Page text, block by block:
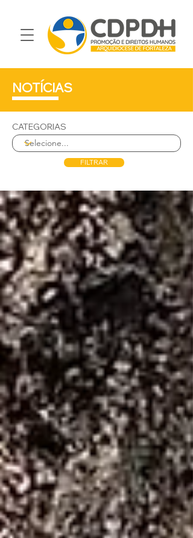
NOTÍCIAS
CATEGORIAS
FILTRAR